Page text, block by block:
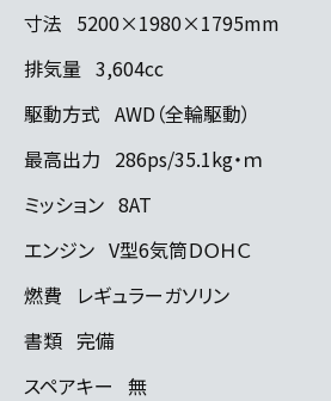
寸法 5200×1980×1795mm
排気量 3,604cc
駆動方式 AWD（全輪駆動）
最高出力 286ps/35.1kg・ｍ
ミッション 8AT
エンジン V型6気筒ＤＯＨＣ
燃費
レギュラーガソリン
書類 完備
スペアキー 無